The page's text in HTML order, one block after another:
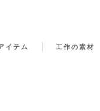
イテム 工作の素材